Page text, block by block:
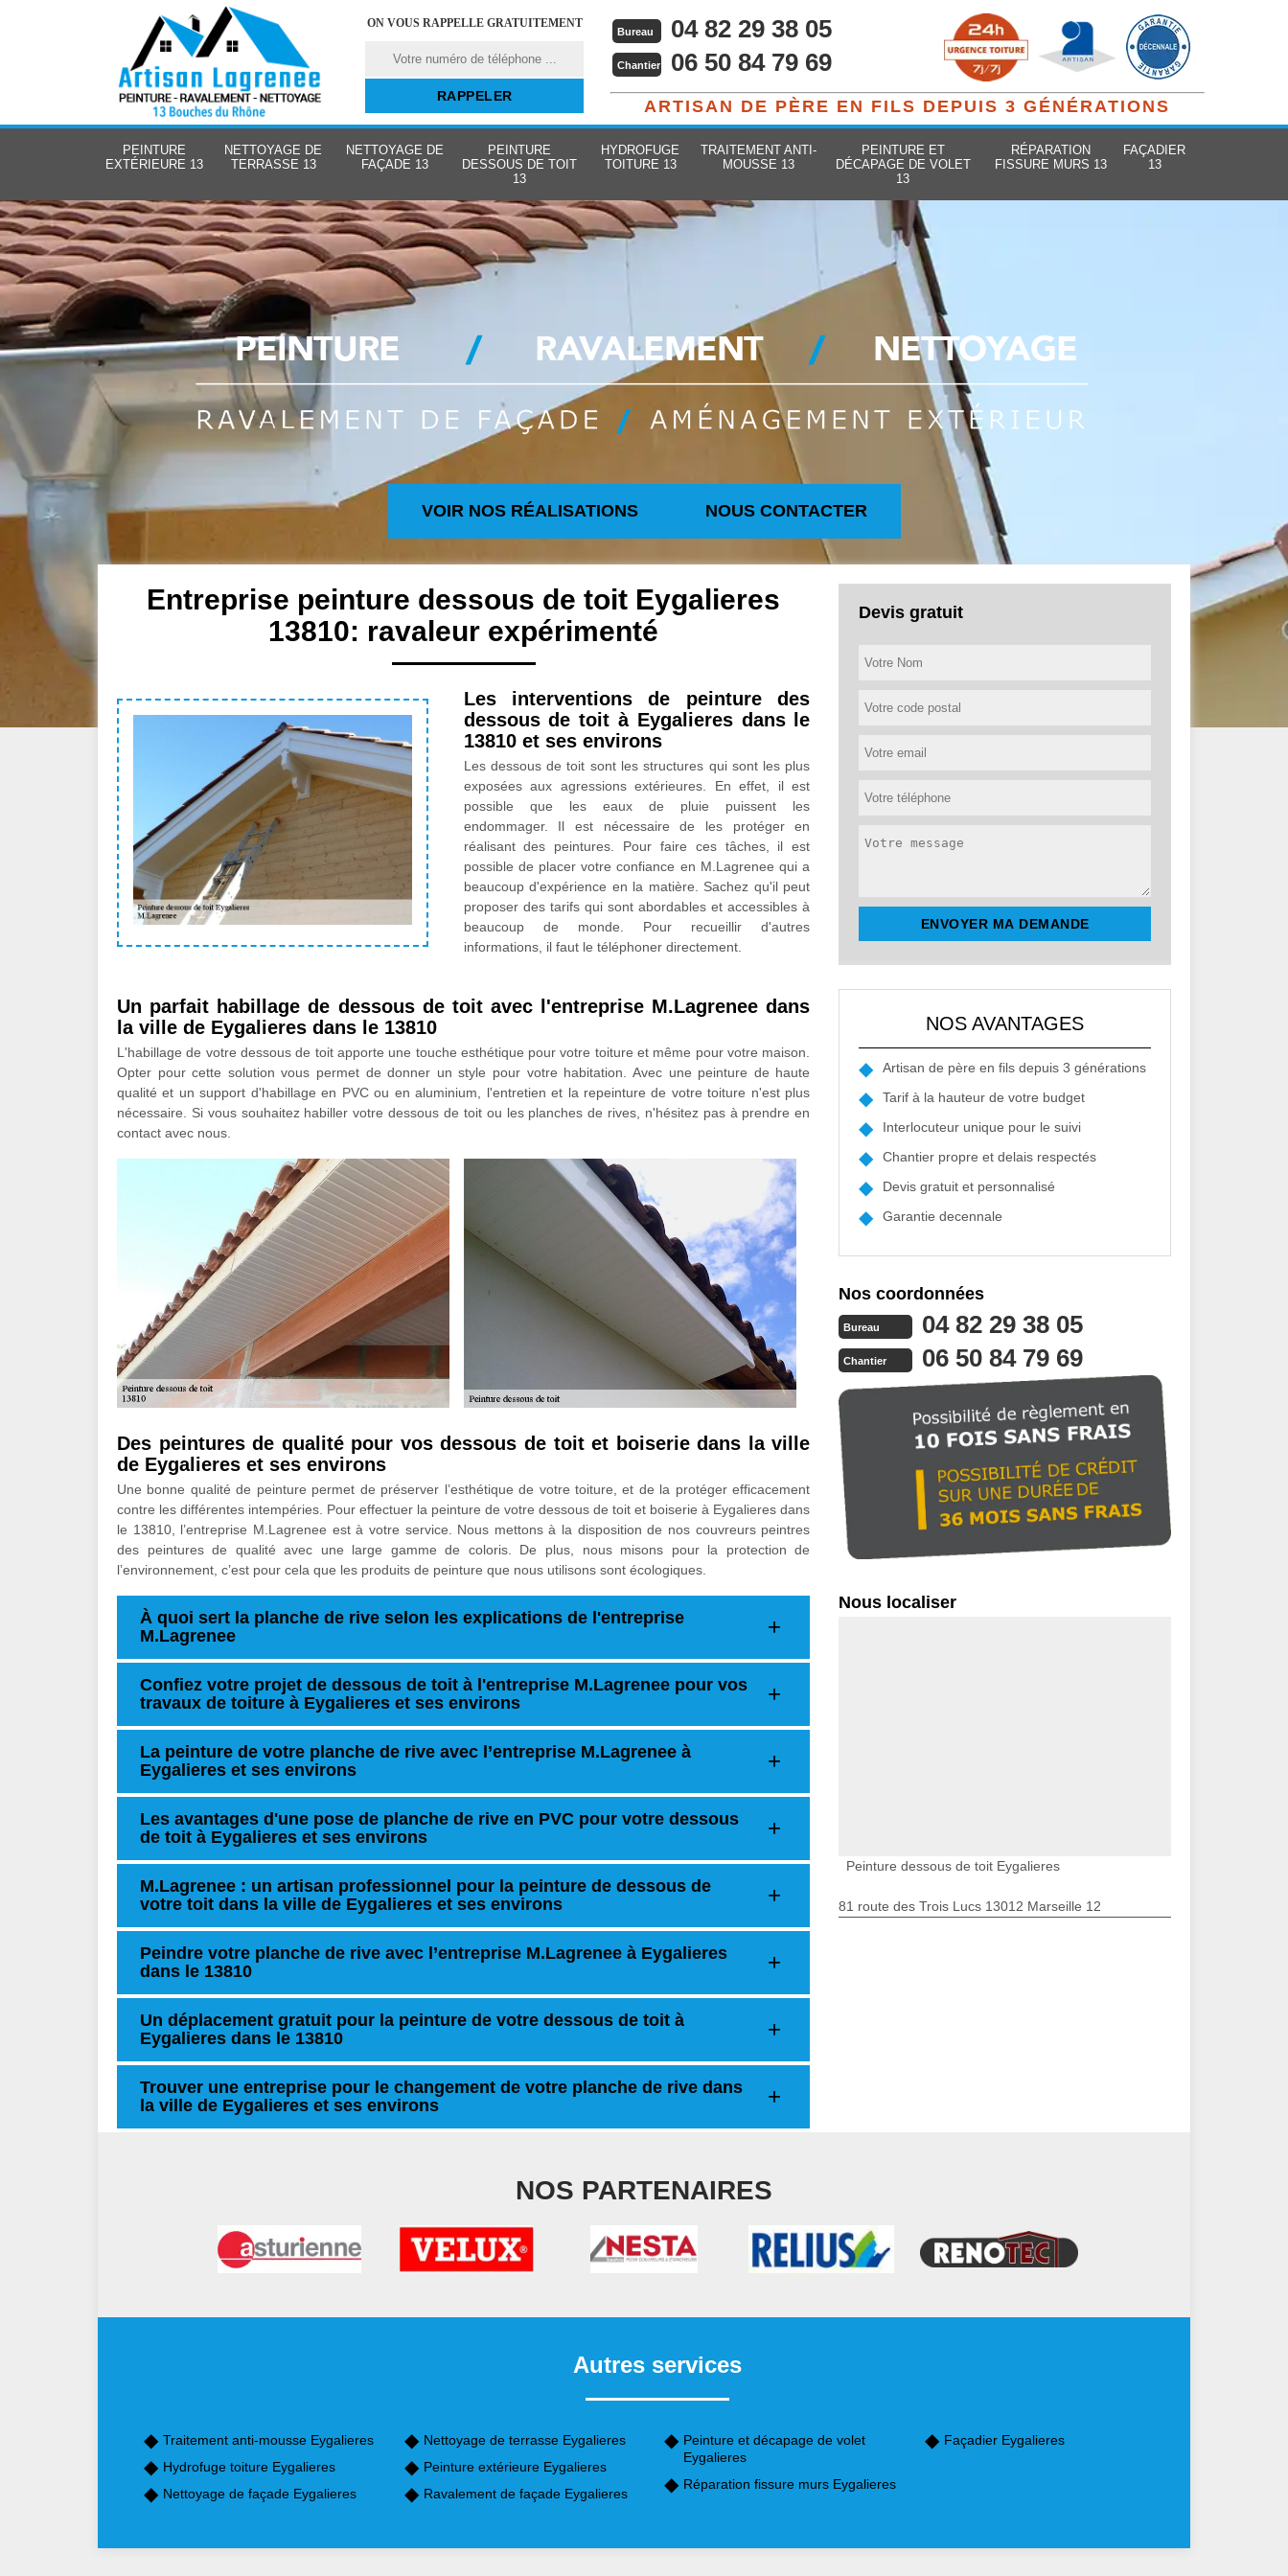
ON VOUS RAPPELLE GRATUITEMENT
Bureau 04 82 29 38 05
Chantier 06 50 84 79 69
ARTISAN DE PÈRE EN FILS DEPUIS 3 GÉNÉRATIONS
PEINTURE
EXTÉRIEURE 13
NETTOYAGE DE
TERRASSE 13
NETTOYAGE DE
FAÇADE 13
PEINTURE
DESSOUS DE TOIT
13
HYDROFUGE
TOITURE 13
TRAITEMENT ANTI-
MOUSSE 13
PEINTURE ET
DÉCAPAGE DE VOLET
13
RÉPARATION
FISSURE MURS 13
FAÇADIER
13
VOIR NOS RÉALISATIONS NOUS CONTACTER
Entreprise peinture dessous de toit Eygalieres
13810: ravaleur expérimenté
Les interventions de peinture des
dessous de toit à Eygalieres dans le
13810 et ses environs
Les dessous de toit sont les structures qui sont les plus
exposées aux agressions extérieures. En effet, il est
possible que les eaux de pluie puissent les
endommager. Il est nécessaire de les protéger en
réalisant des peintures. Pour faire ces tâches, il est
possible de placer votre confiance en M.Lagrenee qui a
beaucoup d'expérience en la matière. Sachez qu'il peut
proposer des tarifs qui sont abordables et accessibles à
beaucoup de monde. Pour recueillir d'autres
informations, il faut le téléphoner directement.
Un parfait habillage de dessous de toit avec l'entreprise M.Lagrenee dans
la ville de Eygalieres dans le 13810
L'habillage de votre dessous de toit apporte une touche esthétique pour votre toiture et même pour votre maison.
Opter pour cette solution vous permet de donner un style pour votre habitation. Avec une peinture de haute
qualité et un support d'habillage en PVC ou en aluminium, l'entretien et la repeinture de votre toiture n'est plus
nécessaire. Si vous souhaitez habiller votre dessous de toit ou les planches de rives, n'hésitez pas à prendre en
contact avec nous.
Des peintures de qualité pour vos dessous de toit et boiserie dans la ville
de Eygalieres et ses environs
Une bonne qualité de peinture permet de préserver l’esthétique de votre toiture, et de la protéger efficacement
contre les différentes intempéries. Pour effectuer la peinture de votre dessous de toit et boiserie à Eygalieres dans
le 13810, l’entreprise M.Lagrenee est à votre service. Nous mettons à la disposition de nos couvreurs peintres
des peintures de qualité avec une large gamme de coloris. De plus, nous misons pour la protection de
l’environnement, c’est pour cela que les produits de peinture que nous utilisons sont écologiques.
À quoi sert la planche de rive selon les explications de l'entreprise
M.Lagrenee
Confiez votre projet de dessous de toit à l'entreprise M.Lagrenee pour vos
travaux de toiture à Eygalieres et ses environs
La peinture de votre planche de rive avec l’entreprise M.Lagrenee à
Eygalieres et ses environs
Les avantages d'une pose de planche de rive en PVC pour votre dessous
de toit à Eygalieres et ses environs
M.Lagrenee : un artisan professionnel pour la peinture de dessous de
votre toit dans la ville de Eygalieres et ses environs
Peindre votre planche de rive avec l’entreprise M.Lagrenee à Eygalieres
dans le 13810
Un déplacement gratuit pour la peinture de votre dessous de toit à
Eygalieres dans le 13810
Trouver une entreprise pour le changement de votre planche de rive dans
la ville de Eygalieres et ses environs
Devis gratuit
NOS AVANTAGES
Artisan de père en fils depuis 3 générations
Tarif à la hauteur de votre budget
Interlocuteur unique pour le suivi
Chantier propre et delais respectés
Devis gratuit et personnalisé
Garantie decennale
Nos coordonnées
Bureau 04 82 29 38 05
Chantier 06 50 84 79 69
Nous localiser
Peinture dessous de toit Eygalieres
81 route des Trois Lucs 13012 Marseille 12
NOS PARTENAIRES
Autres services
Traitement anti-mousse Eygalieres
Hydrofuge toiture Eygalieres
Nettoyage de façade Eygalieres
Nettoyage de terrasse Eygalieres
Peinture extérieure Eygalieres
Ravalement de façade Eygalieres
Peinture et décapage de volet
Eygalieres
Réparation fissure murs Eygalieres
Façadier Eygalieres